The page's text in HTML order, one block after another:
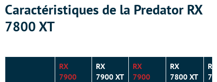
Caractéristiques de la Predator RX
7800 XT
RX
7900
RX
7900 XT
RX
7900
RX
7800 XT
RX